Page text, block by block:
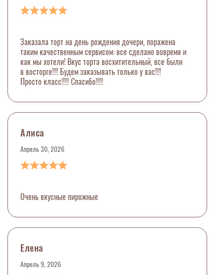
Заказала торт на день рождения дочери, поражена
таким качественным сервисом: все сделано вовремя и
как мы хотели! Вкус торта восхитительный, все были
в восторге!!!! Будем заказывать только у вас!!!!
Просто класс!!!!! Спасибо!!!!!
Алиса
Апрель 30, 2026
Очень вкусные пирожные
Елена
Апрель 9, 2026